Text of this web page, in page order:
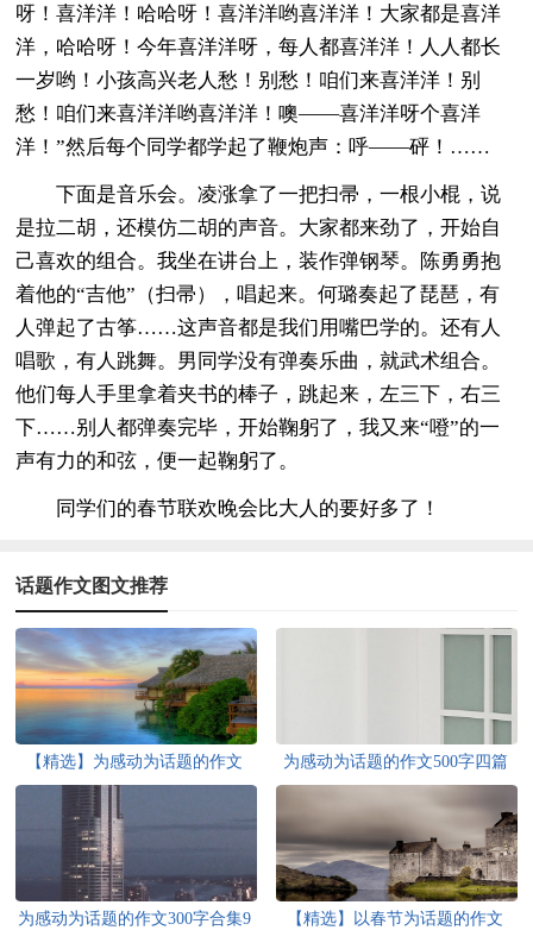
呀！喜洋洋！哈哈呀！喜洋洋哟喜洋洋！大家都是喜洋
洋，哈哈呀！今年喜洋洋呀，每人都喜洋洋！人人都长
一岁哟！小孩高兴老人愁！别愁！咱们来喜洋洋！别
愁！咱们来喜洋洋哟喜洋洋！噢——喜洋洋呀个喜洋
洋！”然后每个同学都学起了鞭炮声：呼——砰！……
下面是音乐会。凌涨拿了一把扫帚，一根小棍，说
是拉二胡，还模仿二胡的声音。大家都来劲了，开始自
己喜欢的组合。我坐在讲台上，装作弹钢琴。陈勇勇抱
着他的“吉他”（扫帚），唱起来。何璐奏起了琵琶，有
人弹起了古筝……这声音都是我们用嘴巴学的。还有人
唱歌，有人跳舞。男同学没有弹奏乐曲，就武术组合。
他们每人手里拿着夹书的棒子，跳起来，左三下，右三
下……别人都弹奏完毕，开始鞠躬了，我又来“噔”的一
声有力的和弦，便一起鞠躬了。
同学们的春节联欢晚会比大人的要好多了！
话题作文图文推荐
【精选】为感动为话题的作文
300字3篇
为感动为话题的作文500字四篇
为感动为话题的作文300字合集9
【精选】以春节为话题的作文